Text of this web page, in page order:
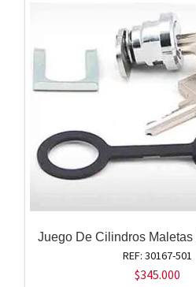
Juego De Cilindros Maletas
REF: 30167-501
$345.000